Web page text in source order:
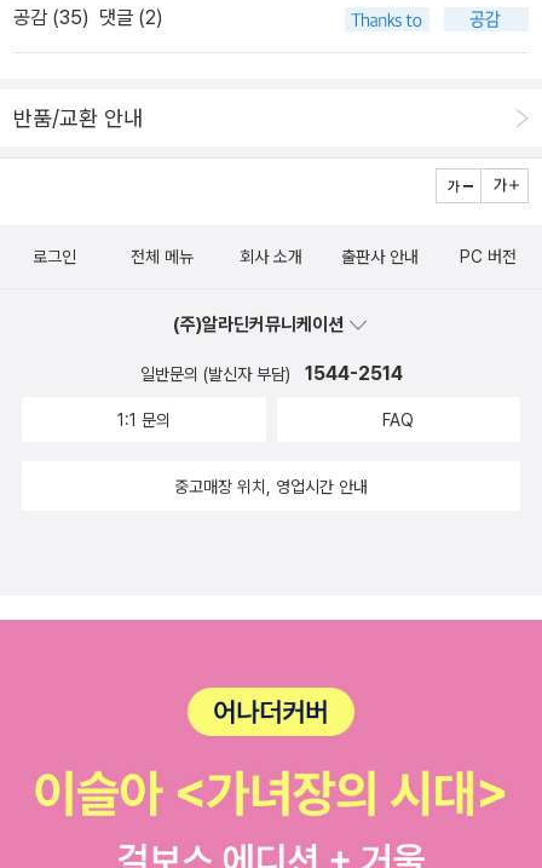
을 믿어주고 응원해주는 누군가의 존재다. 관계 맺기에 서툰 청소년
들에게 이 소설은 종국에는 그런 관계들이 ‘나’라는 닫힌 세계를 깨는
는 메시지를 전한다. 다양한 관계들 속에서 상처 입고 그 상처가 아무
느껴지는 현실이 눈앞에 펼쳐져 있고, 혼자서는 감당하기 힘든 진실
주하려는 노력을 응원하는 누군가가 곁에 있다면, 그것을 알아주는
을, 외로움 속에 놓인 아이들의 목소리에 귀 기울이는 작은 노력이 가
텅 비운 사람들끼리 채워갈 공간들이 어떤 색으로 물들어갈지. 그 작
치려고 하지 않았고 말해주려고 하지 않았다는 것이 중요하다. 무라
는 불행 덩어리가 그 불행 덩어리를 어떻게 덜어내는지 보여줄 뿐. 청
소년소설은 점점 세련되어 간다. 너무 어른스러워 어려워지는 것은
아닌지. 아이가 크면서 어려워진다고 말하는 부모의 마음은 어른으로
의미하기도 한다. 그런데 청소년소설의 매력은 그 지점에서 만들어지
읽는 경우는 그리 흔치 않...은게 아니라 사실 서평도서로 받는 책은
재빨리 읽어야하니 읽게 되지만 다른 책들은 느리게 읽거나 읽어도
했었는데 자꾸만 작가들이 자신의 책에 붙게되는 글들을 읽는다는 걸
다. 뭐 어쨌거나. 행복한 나라의 조건,은 딱딱할 줄 알았는데 예상외로
어서 그런가?술취한 식물학자, 역시. 샹그리아를 담궈놓고 폼나게 읽
거라고는 포도뿐. 샹그리아를 만드는데 와인에 포도를 넣는건 웃기...
뷰를 바탕으로 삶과 죽음, 그 경계의 시간을 어떻게 보내고 어떤 죽음
움을 조금이나마 덜어준다. 저자 역시 위대한 작가의 마지막 순간을
들었지만. 한정판이든 뭐든 상관없이. 책을 담아놓을 공간이 없는 나
로서는 탐은 나지만 선뜻 구매를 할수는 없겠다. 한때는 동네 도서관
이라도 만들 생각에 열심히 책을 모아봤지만, 새로운 책은 끊임없이
나오고 개정판에 복간되는 책들도 많아지면서 옛날책은 먼지만 쌓여
가고 있어.. 이제 열심히 책을 모으려는 욕심도 버리려고. 아침
공감 (35) 댓글 (2)
반품/교환 안내
로그인 전체 메뉴 회사 소개 출판사 안내 PC 버전
(주)알라딘커뮤니케이션
일반문의 (발신자 부담) 1544-2514
1:1 문의 FAQ
중고매장 위치, 영업시간 안내